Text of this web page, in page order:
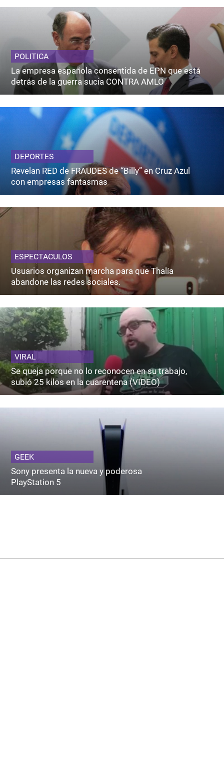
POLITICA
La empresa española consentida de EPN que está
detrás de la guerra sucia CONTRA AMLO
DEPORTES
Revelan RED de FRAUDES de “Billy” en Cruz Azul
con empresas fantasmas
ESPECTACULOS
Usuarios organizan marcha para que Thalía
abandone las redes sociales.
VIRAL
Se queja porque no lo reconocen en su trabajo,
subió 25 kilos en la cuarentena (VIDEO)
GEEK
Sony presenta la nueva y poderosa
PlayStation 5